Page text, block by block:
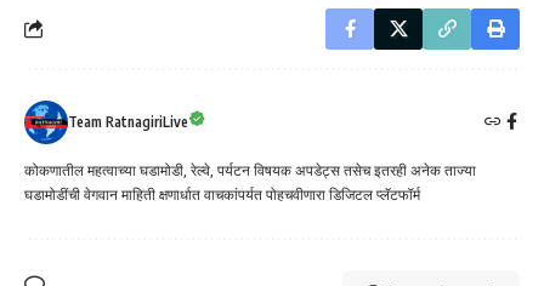
Team RatnagiriLive
कोकणातील महत्वाच्या घडामोडी, रेल्वे, पर्यटन विषयक अपडेट्स तसेच इतरही अनेक ताज्या
घडामोडींची वेगवान माहिती क्षणार्धात वाचकांपर्यत पोहचवीणारा डिजिटल प्लॅटफॉर्म